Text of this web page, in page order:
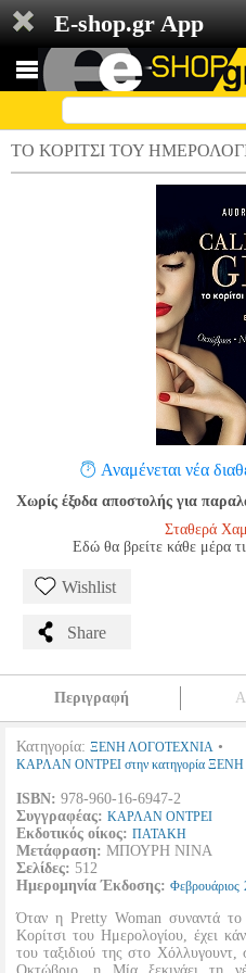
E-shop.gr App
ΤΟ ΚΟΡΙΤΣΙ ΤΟΥ
Αναμένεται νέα
Χωρίς έξοδα αποστολής για
Σταθερά
Εδώ θα βρείτε κάθε μέρα
Wishlist
Share
Περιγραφή
Κατηγορία: ΞΕΝΗ ΛΟΓΟΤΕΧΝΙΑ •
ΚΑΡΛΑΝ ΟΝΤΡΕΙ στην κατηγορία
ISBN: 978-960-16-6947-2
Συγγραφέας: ΚΑΡΛΑΝ ΟΝΤΡΕΙ
Εκδοτικός οίκος: ΠΑΤΑΚΗ
Μετάφραση: ΜΠΟΥΡΗ ΝΙΝΑ
Σελίδες: 512
Ημερομηνία Έκδοσης: Φεβρουάριος
Όταν η Pretty Woman συναντά
Κορίτσι του Ημερολογίου, έχει
του ταξιδιού της στο